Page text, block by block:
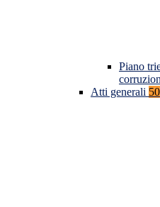
Piano
Atti generali 50